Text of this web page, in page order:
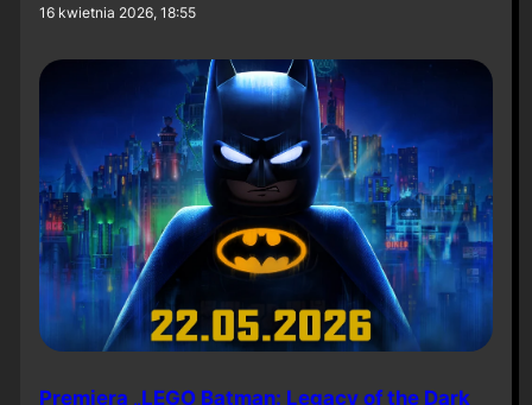
16 kwietnia 2026, 18:55
Premiera „LEGO Batman: Legacy of the Dark